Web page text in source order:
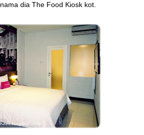
dia The Food Kiosk kot.